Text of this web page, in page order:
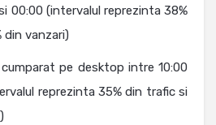
00:00 (intervalul reprezinta 38%
din vanzari)
pe desktop intre 10:00
reprezinta 35% din trafic si